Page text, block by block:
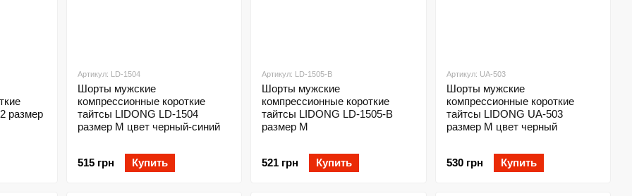
размер
Артикул: LD-1504
Шорты мужские
компрессионные короткие
тайтсы LIDONG LD-1504
размер M цвет черный-синий
515 грн Купить
Артикул: LD-1505-B
Шорты мужские
компрессионные короткие
тайтсы LIDONG LD-1505-B
размер M
521 грн Купить
Артикул: UA-503
Шорты мужские
компрессионные короткие
тайтсы LIDONG UA-503
размер M цвет черный
530 грн Купить